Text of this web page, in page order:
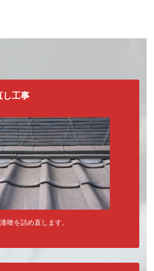
根の補修工事の種類
し工事
喰を詰め直します。